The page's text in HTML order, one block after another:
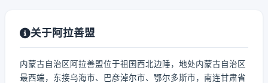
关于阿拉善盟
内蒙古自治区阿拉善盟位于祖国西北边陲，地处内蒙古自治区
最西端，东接乌海市、巴彦淖尔市、鄂尔多斯市，南连甘肃省